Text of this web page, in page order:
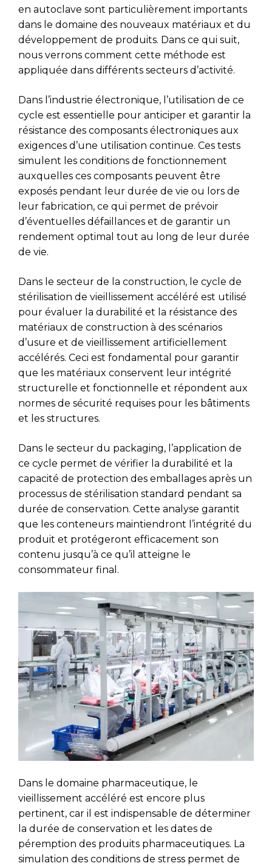
en autoclave sont particulièrement importants
dans le domaine des nouveaux matériaux et du
développement de produits. Dans ce qui suit,
nous verrons comment cette méthode est
appliquée dans différents secteurs d’activité.
Dans l’industrie électronique, l’utilisation de ce
cycle est essentielle pour anticiper et garantir la
résistance des composants électroniques aux
exigences d’une utilisation continue. Ces tests
simulent les conditions de fonctionnement
auxquelles ces composants peuvent être
exposés pendant leur durée de vie ou lors de
leur fabrication, ce qui permet de prévoir
d’éventuelles défaillances et de garantir un
rendement optimal tout au long de leur durée
de vie.
Dans le secteur de la construction, le cycle de
stérilisation de vieillissement accéléré est utilisé
pour évaluer la durabilité et la résistance des
matériaux de construction à des scénarios
d’usure et de vieillissement artificiellement
accélérés. Ceci est fondamental pour garantir
que les matériaux conservent leur intégrité
structurelle et fonctionnelle et répondent aux
normes de sécurité requises pour les bâtiments
et les structures.
Dans le secteur du packaging, l’application de
ce cycle permet de vérifier la durabilité et la
capacité de protection des emballages après un
processus de stérilisation standard pendant sa
durée de conservation. Cette analyse garantit
que les conteneurs maintiendront l’intégrité du
produit et protégeront efficacement son
contenu jusqu’à ce qu’il atteigne le
consommateur final.
Dans le domaine pharmaceutique, le
vieillissement accéléré est encore plus
pertinent, car il est indispensable de déterminer
la durée de conservation et les dates de
péremption des produits pharmaceutiques. La
simulation des conditions de stress permet de